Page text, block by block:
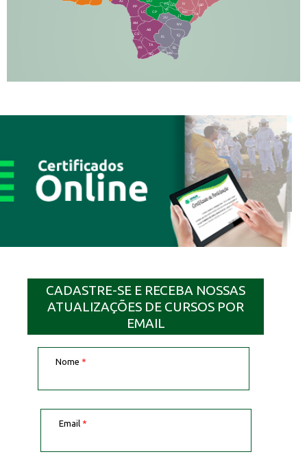
TA
NH
JT
DO
CP
JU
NV
IQ
EL
PP
AJ
LC
AM
AB
JP
CS
PR
TA
SQ
IG
MN
BP
IV
FS
VC
GD
CADASTRE-SE E RECEBA NOSSAS
ATUALIZAÇÕES DE CURSOS POR
EMAIL
Nome *
Email *